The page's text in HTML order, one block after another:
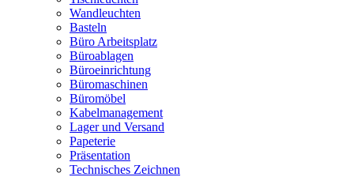
Wandleuchten
Basteln
Büro Arbeitsplatz
Büroablagen
Büroeinrichtung
Büromaschinen
Büromöbel
Kabelmanagement
Lager und Versand
Papeterie
Präsentation
Technisches Zeichnen